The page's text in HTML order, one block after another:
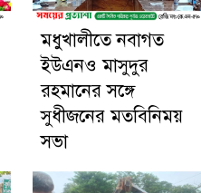
মধুখালীতে নবাগত
ইউএনও মাসুদুর
রহমানের সঙ্গে
সুধীজনের মতবিনিময়
সভা